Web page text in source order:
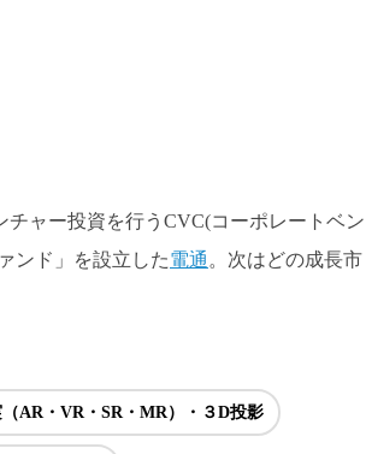
ャー投資を行うCVC(コーポレートベン
ンド」を設立した電通 。次はどの成長市
AR・VR・SR・MR）・３D投影